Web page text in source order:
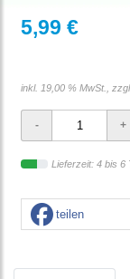
5,99 €
inkl. 19,00 % MwSt., zzgl.
Lieferzeit: 4 bis 6
teilen